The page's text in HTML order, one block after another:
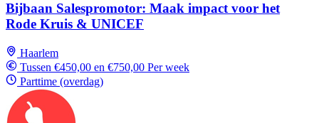
Bijbaan Salespromotor: Maak impact voor het
Rode Kruis & UNICEF
Haarlem
Tussen €450,00 en €750,00 Per week
Parttime (overdag)